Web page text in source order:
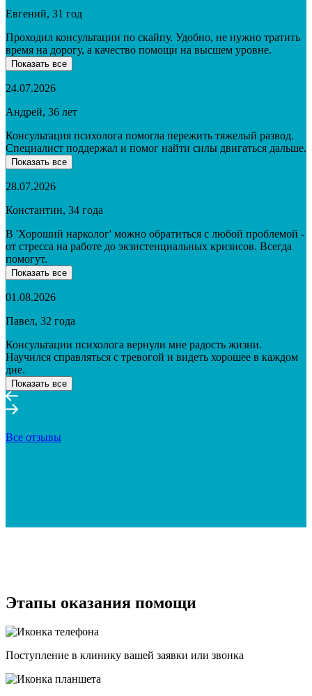
Евгений, 31 год
Проходил консультации по скайпу. Удобно, не нужно тратить
время на дорогу, а качество помощи на высшем уровне.
Показать все
24.07.2026
Андрей, 36 лет
Консультация психолога помогла пережить тяжелый развод.
Специалист поддержал и помог найти силы двигаться дальше.
Показать все
28.07.2026
Константин, 34 года
В 'Хороший нарколог' можно обратиться с любой проблемой -
от стресса на работе до экзистенциальных кризисов. Всегда
помогут.
Показать все
01.08.2026
Павел, 32 года
Консультации психолога вернули мне радость жизни.
Научился справляться с тревогой и видеть хорошее в каждом
дне.
Показать все
Все отзывы
Этапы оказания помощи
Поступление в клинику вашей заявки или звонка